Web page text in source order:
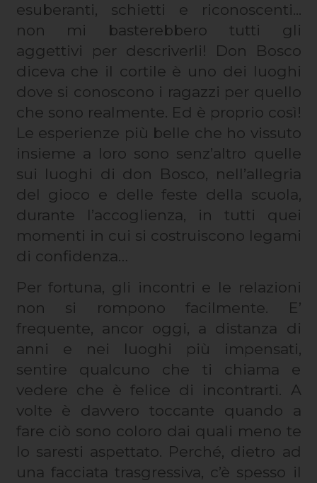
esuberanti, schietti e riconoscenti...
non mi basterebbero tutti gli
aggettivi per descriverli! Don Bosco
diceva che il cortile è uno dei luoghi
dove si conoscono i ragazzi per quello
che sono realmente. Ed è proprio così!
Le esperienze più belle che ho vissuto
insieme a loro sono senz’altro quelle
sui luoghi di don Bosco, nell’allegria
del gioco e delle feste della scuola,
durante l’accoglienza, in tutti quei
momenti in cui si costruiscono legami
di confidenza…
Per fortuna, gli incontri e le relazioni
non si rompono facilmente. E’
frequente, ancor oggi, a distanza di
anni e nei luoghi più impensati,
sentire qualcuno che ti chiama e
vedere che è felice di incontrarti. A
volte è davvero toccante quando a
fare ciò sono coloro dai quali meno te
lo saresti aspettato. Perché, dietro ad
una facciata trasgressiva, c’è spesso il